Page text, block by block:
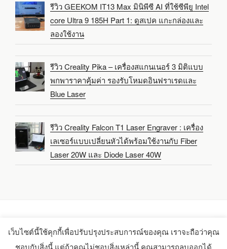
รีวิว GEEKOM IT13 Max มินิพีซี AI ที่ใช้ซีพียู Intel
core Ultra 9 185H Part 1: ดูสเปค แกะกล่องและ
ลองใช้งาน
รีวิว Creality Pika – เครื่องสแกนเนอร์ 3 มิติแบบ
พกพาราคาคุ้มค่า รองรับโหมดอินฟราเรดและ
Blue Laser
รีวิว Creality Falcon T1 Laser Engraver : เครื่อง
เลเซอร์แบบเปลี่ยนหัวได้พร้อมใช้งานกับ Fiber
Laser 20W และ Diode Laser 40W
Copyright 2021-2025 -CNX Software Limited
เว็บไซต์นี้ใช้คุกกี้เพื่อปรับปรุงประสบการณ์ของคุณ เราจะถือว่าคุณ
ชอบกับสิ่งนี้ แต่ถ้าคุณไม่ชอบสิ่งเหล่านี้ คุณสามารถลบออกได้